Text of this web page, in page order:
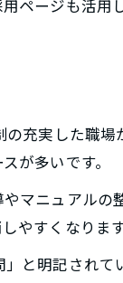
ページも活用
充実した職場
が多いです。
マニュアルの
やすくなります
と明記されて